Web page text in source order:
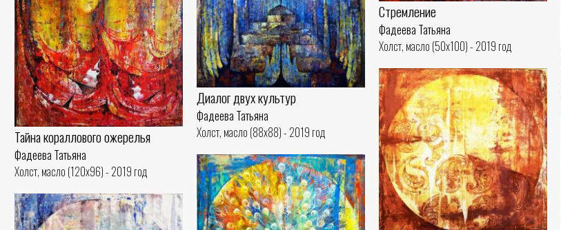
Тайна кораллового ожерелья
Фадеева Татьяна
Холст, масло (120x96) - 2019 год
Диалог двух культур
Фадеева Татьяна
Холст, масло (88x88) - 2019 год
Стремление
Фадеева Татьяна
Холст, масло (50x100) - 2019 год